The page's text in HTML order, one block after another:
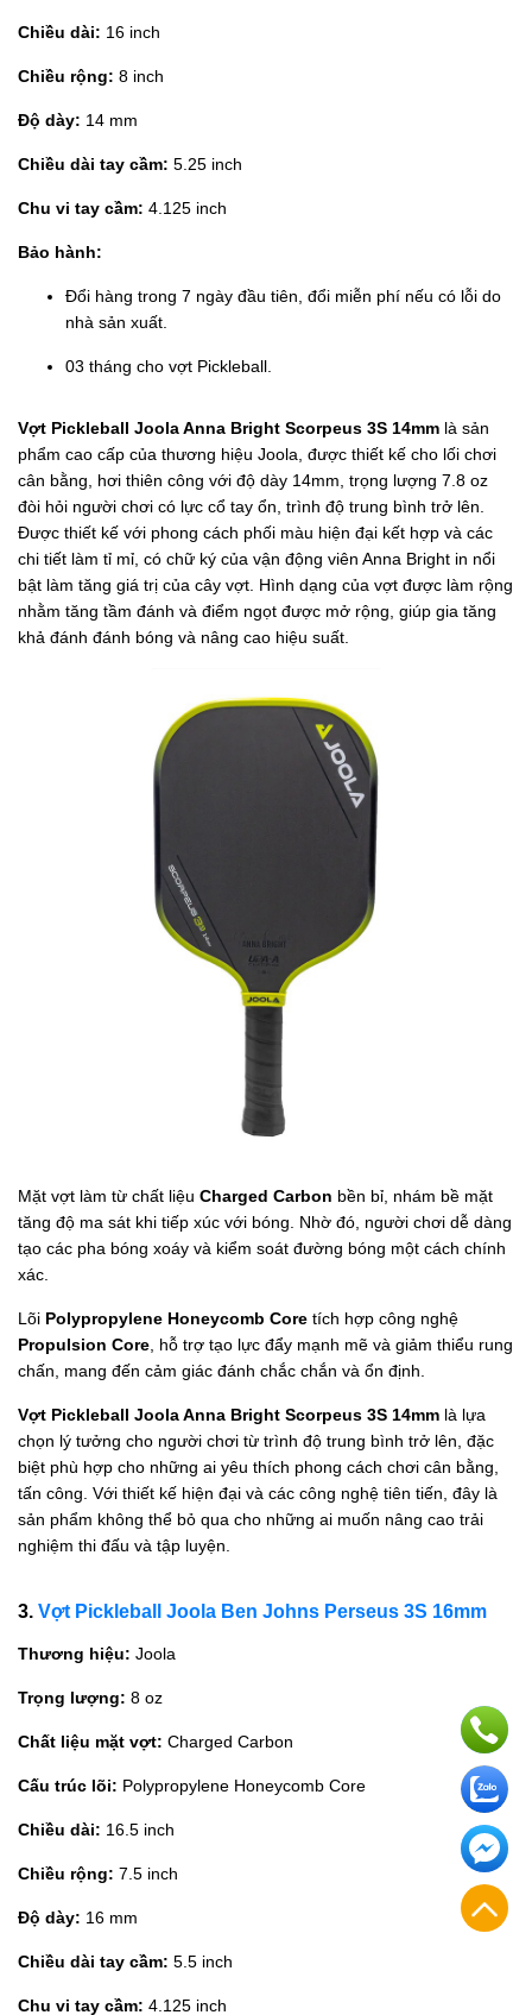
Chiều dài: 16 inch
Chiều rộng: 8 inch
Độ dày: 14 mm
Chiều dài tay cầm: 5.25 inch
Chu vi tay cầm: 4.125 inch
Bảo hành:
Đổi hàng trong 7 ngày đầu tiên, đổi miễn phí nếu có lỗi do
nhà sản xuất.
03 tháng cho vợt Pickleball.
Vợt Pickleball Joola Anna Bright Scorpeus 3S 14mm là sản
phẩm cao cấp của thương hiệu Joola, được thiết kế cho lối chơi
cân bằng, hơi thiên công với độ dày 14mm, trọng lượng 7.8 oz
đòi hỏi người chơi có lực cổ tay ổn, trình độ trung bình trở lên.
Được thiết kế với phong cách phối màu hiện đại kết hợp và các
chi tiết làm tỉ mỉ, có chữ ký của vận động viên Anna Bright in nổi
bật làm tăng giá trị của cây vợt. Hình dạng của vợt được làm rộng
nhằm tăng tầm đánh và điểm ngọt được mở rộng, giúp gia tăng
khả đánh đánh bóng và nâng cao hiệu suất.
Mặt vợt làm từ chất liệu Charged Carbon bền bỉ, nhám bề mặt
tăng độ ma sát khi tiếp xúc với bóng. Nhờ đó, người chơi dễ dàng
tạo các pha bóng xoáy và kiểm soát đường bóng một cách chính
xác.
Lõi Polypropylene Honeycomb Core tích hợp công nghệ
Propulsion Core , hỗ trợ tạo lực đẩy mạnh mẽ và giảm thiểu rung
chấn, mang đến cảm giác đánh chắc chắn và ổn định.
Vợt Pickleball Joola Anna Bright Scorpeus 3S 14mm là lựa
chọn lý tưởng cho người chơi từ trình độ trung bình trở lên, đặc
biệt phù hợp cho những ai yêu thích phong cách chơi cân bằng,
tấn công. Với thiết kế hiện đại và các công nghệ tiên tiến, đây là
sản phẩm không thể bỏ qua cho những ai muốn nâng cao trải
nghiệm thi đấu và tập luyện.
3. Vợt Pickleball Joola Ben Johns Perseus 3S 16mm
Thương hiệu: Joola
Trọng lượng: 8 oz
Chất liệu mặt vợt: Charged Carbon
Cấu trúc lõi: Polypropylene Honeycomb Core
Chiều dài: 16.5 inch
Chiều rộng: 7.5 inch
Độ dày: 16 mm
Chiều dài tay cầm: 5.5 inch
Chu vi tay cầm: 4.125 inch